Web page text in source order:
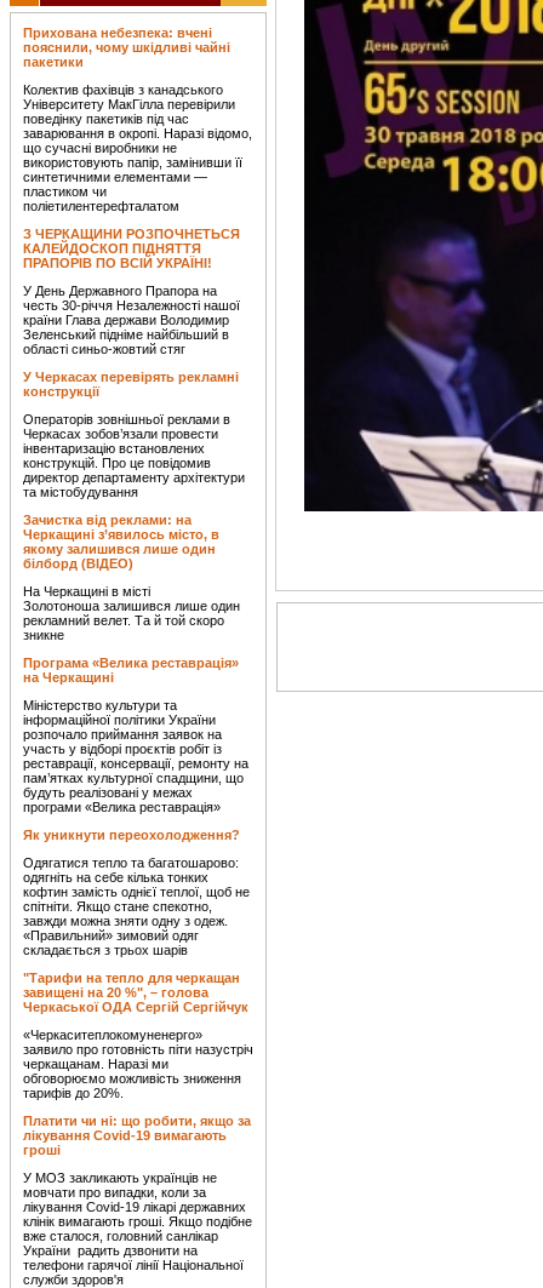
Прихована небезпека: вчені
пояснили, чому шкідливі чайні
пакетики
Колектив фахівців з канадського
Університету МакГілла перевірили
поведінку пакетиків під час
заварювання в окропі. Наразі відомо,
що сучасні виробники не
використовують папір, замінивши її
синтетичними елементами —
пластиком чи
поліетилентерефталатом
З ЧЕРКАЩИНИ РОЗПОЧНЕТЬСЯ
КАЛЕЙДОСКОП ПІДНЯТТЯ
ПРАПОРІВ ПО ВСІЙ УКРАЇНІ!
У День Державного Прапора на
честь 30-річчя Незалежності нашої
країни Глава держави Володимир
Зеленський підніме найбільший в
області синьо-жовтий стяг
У Черкасах перевірять рекламні
конструкції
Операторів зовнішньої реклами в
Черкасах зобов’язали провести
інвентаризацію встановлених
конструкцій. Про це повідомив
директор департаменту архітектури
та містобудування
Зачистка від реклами: на
Черкащині з’явилось місто, в
якому залишився лише один
білборд (ВІДЕО)
На Черкащині в місті
Золотоноша залишився лише один
рекламний велет. Та й той скоро
зникне
Програма «Велика реставрація»
на Черкащині
Міністерство культури та
інформаційної політики України
розпочало приймання заявок на
участь у відборі проєктів робіт із
реставрації, консервації, ремонту на
пам’ятках культурної спадщини, що
будуть реалізовані у межах
програми «Велика реставрація»
Як уникнути переохолодження?
Одягатися тепло та багатошарово:
одягніть на себе кілька тонких
кофтин замість однієї теплої, щоб не
спітніти. Якщо стане спекотно,
завжди можна зняти одну з одеж.
«Правильний» зимовий одяг
складається з трьох шарів
"Тарифи на тепло для черкащан
завищені на 20 %", – голова
Черкаської ОДА Сергій Сергійчук
«Черкаситеплокомуненерго»
заявило про готовність піти назустріч
черкащанам. Наразі ми
обговорюємо можливість зниження
тарифів до 20%.
Платити чи ні: що робити, якщо за
лікування Covid-19 вимагають
гроші
У МОЗ закликають українців не
мовчати про випадки, коли за
лікування Covid-19 лікарі державних
клінік вимагають гроші. Якщо подібне
вже сталося, головний санлікар
України радить дзвонити на
телефони гарячої лінії Національної
служби здоров'я